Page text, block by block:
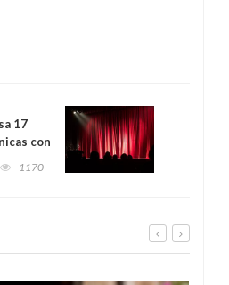
17
con
1170